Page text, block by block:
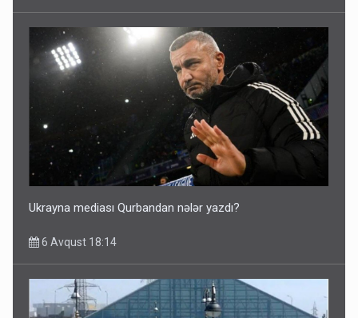
Ukrayna mediası Qurbandan nələr yazdı?
6 Avqust 18:14